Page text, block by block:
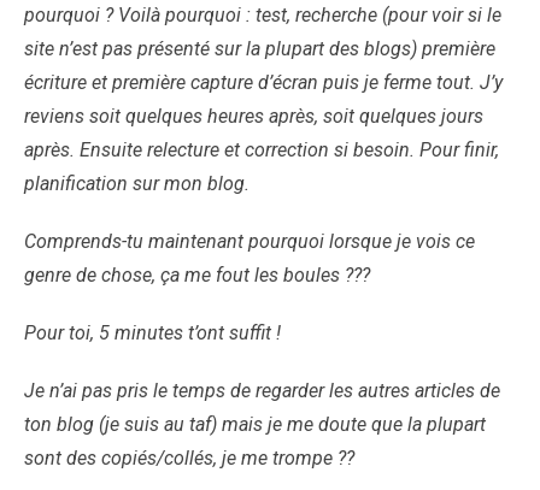
pourquoi ? Voilà pourquoi : test, recherche (pour voir si le
site n’est pas présenté sur la plupart des blogs) première
écriture et première capture d’écran puis je ferme tout. J’y
reviens soit quelques heures après, soit quelques jours
après. Ensuite relecture et correction si besoin. Pour finir,
planification sur mon blog.
Comprends-tu maintenant pourquoi lorsque je vois ce
genre de chose, ça me fout les boules ???
Pour toi, 5 minutes t’ont suffit !
Je n’ai pas pris le temps de regarder les autres articles de
ton blog (je suis au taf) mais je me doute que la plupart
sont des copiés/collés, je me trompe ??